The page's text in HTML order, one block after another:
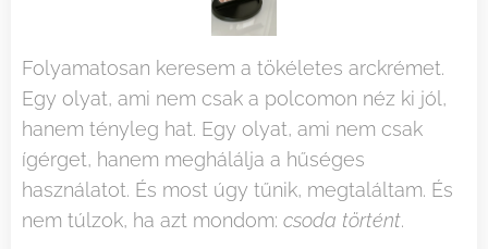
Folyamatosan keresem a tökéletes arckrémet.
Egy olyat, ami nem csak a polcomon néz ki jól,
hanem tényleg hat. Egy olyat, ami nem csak
ígérget, hanem meghálálja a hűséges
használatot. És most úgy tűnik, megtaláltam. És
nem túlzok, ha azt mondom: csoda történt.